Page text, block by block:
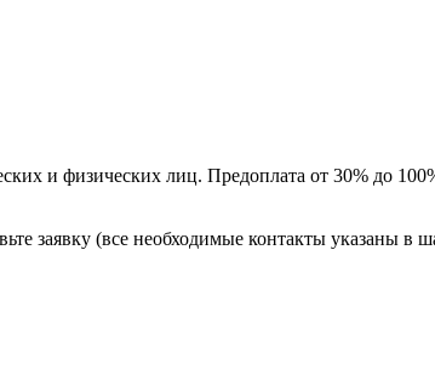
и физических лиц. Предоплата от 30% до
заявку (все необходимые контакты